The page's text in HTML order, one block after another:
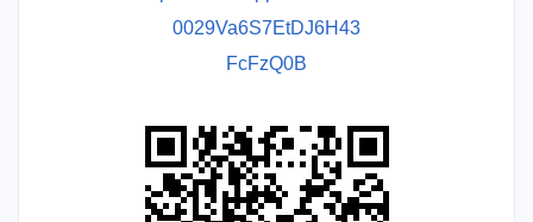
0029Va6S7EtDJ6H43
FcFzQ0B